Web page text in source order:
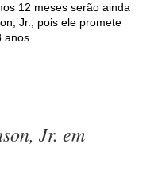
12 meses serão ainda
Jr., pois ele promete
Jr. em